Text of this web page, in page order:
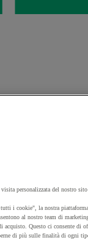
prodotto:
personalizzata del nostro
i cookie", la nostra
al nostro team di
acquisto. Questo ci consente di
di più sulle finalità di ogni